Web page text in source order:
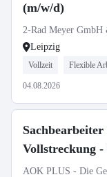
(m/w/d)
2-Rad Meyer
Leipzig
Vollzeit Flexible
04.08.2026
Vollstreckung
AOK PLUS - Die